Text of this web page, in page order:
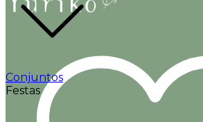
Conjuntos
Festas